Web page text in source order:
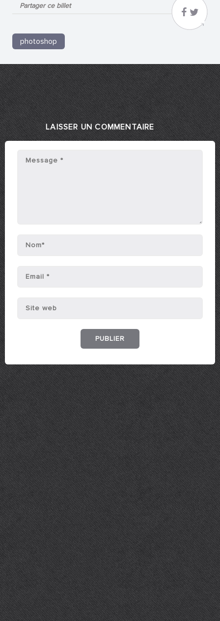
Partager ce billet
photoshop
LAISSER UN COMMENTAIRE